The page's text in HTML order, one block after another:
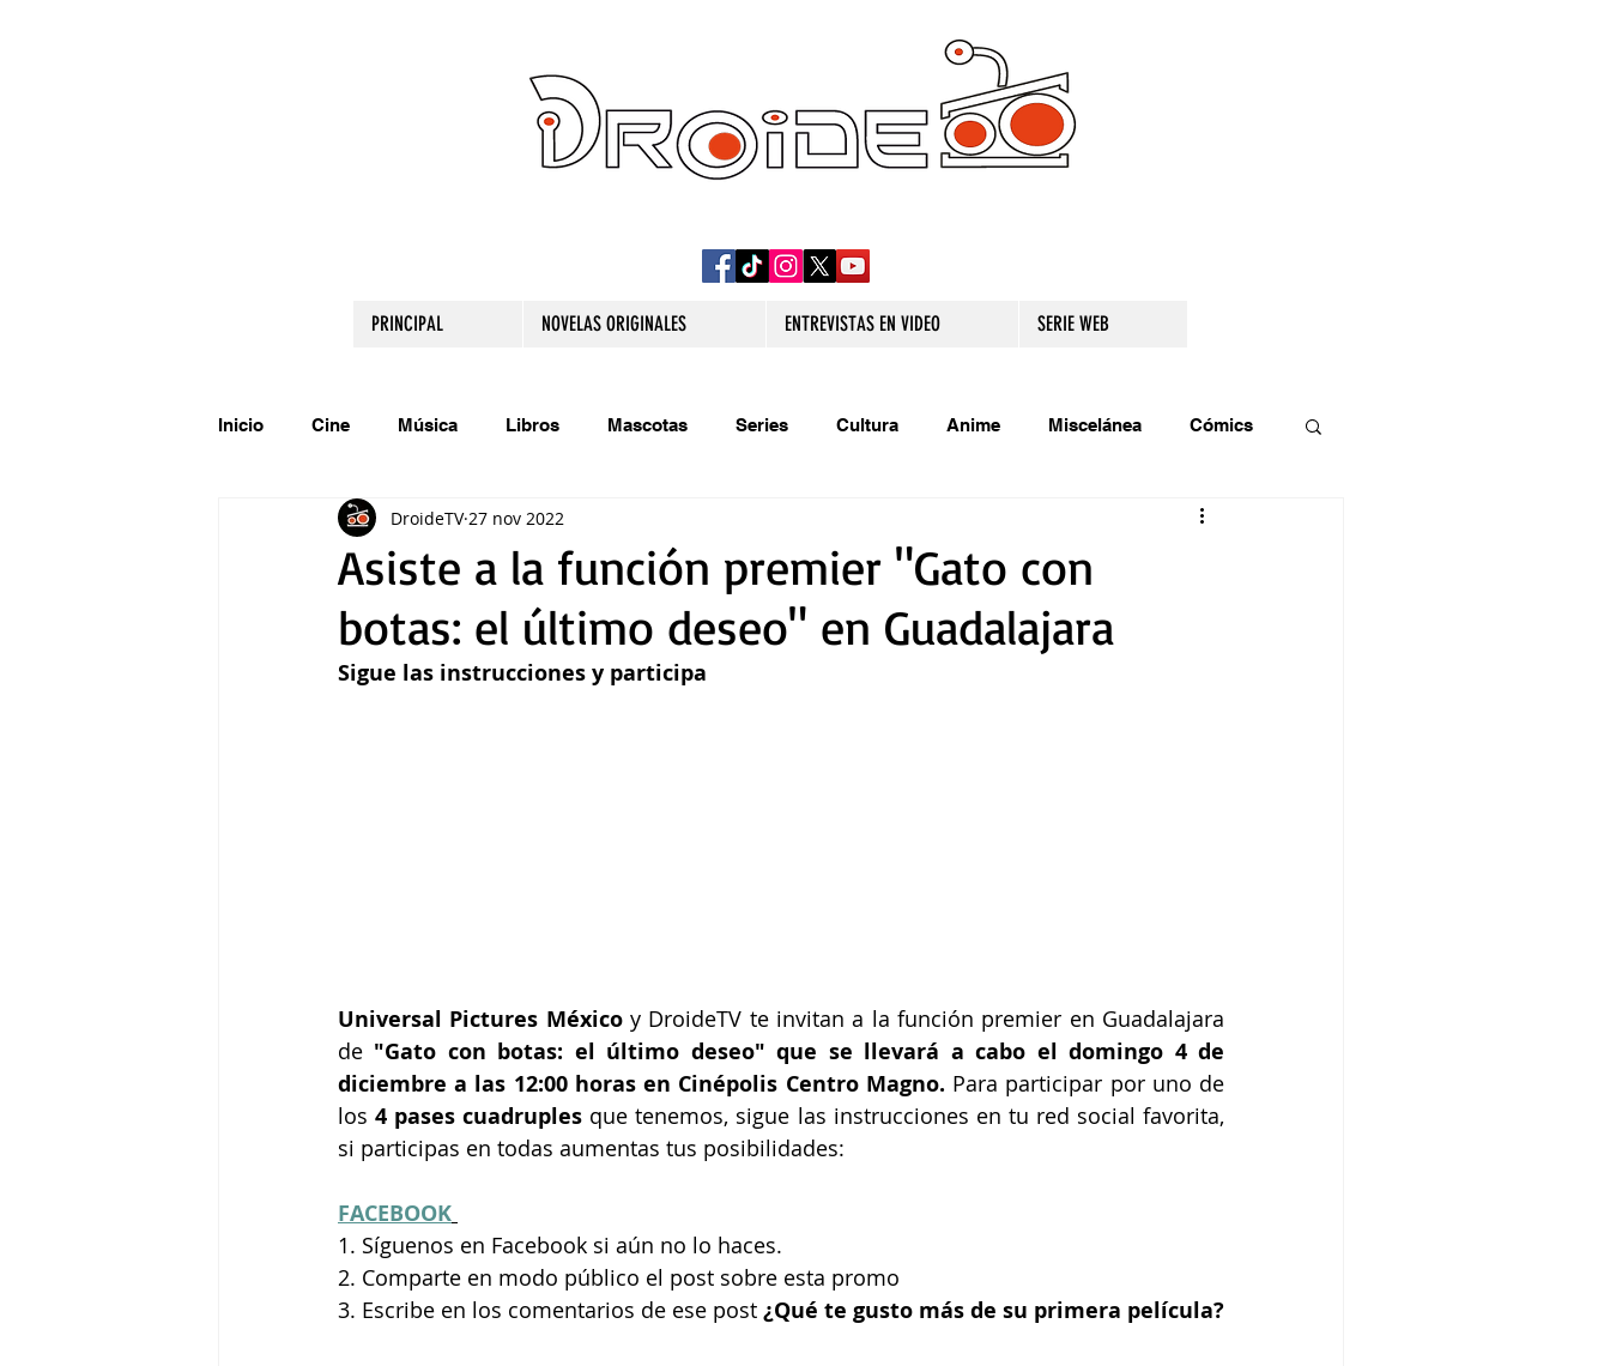
PRINCIPAL NOVELAS ORIGINALES ENTREVISTAS EN VIDEO SERIE WEB
Inicio Cine Música Libros Mascotas Series Cultura Anime Miscelánea Cómics
Comparte tu talento Relatos originales
Gastronomía Tecnología
Asiste a la función premier "Gato con
botas: el último deseo" en Guadalajara
DroideTV 27 nov 2022
Sigue las instrucciones y participa
Universal Pictures México y DroideTV te invitan a la función premier en Guadalajara
de "Gato con botas: el último deseo" que se llevará a cabo el domingo 4 de
diciembre a las 12:00 horas en Cinépolis Centro Magno. Para participar por uno de
los 4 pases cuadruples que tenemos, sigue las instrucciones en tu red social favorita,
si participas en todas aumentas tus posibilidades:
FACEBOOK
1. Síguenos en Facebook si aún no lo haces.
2. Comparte en modo público el post sobre esta promo
3. Escribe en los comentarios de ese post